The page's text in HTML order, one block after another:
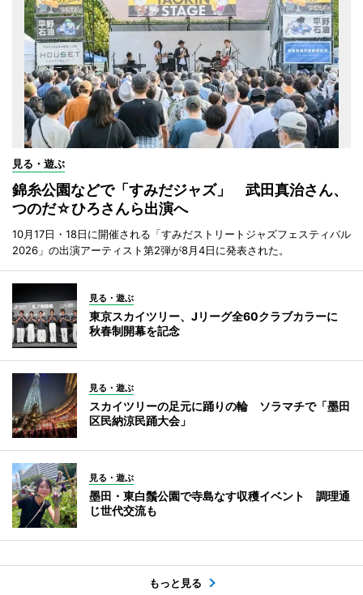
見る・遊ぶ
錦糸公園などで「すみだジャズ」 武田真治さん、
つのだ☆ひろさんら出演へ
10月17日・18日に開催される「すみだストリートジャズフェスティバル
2026」の出演アーティスト第2弾が8月4日に発表された。
見る・遊ぶ
東京スカイツリー、Jリーグ全60クラブカラーに
秋春制開幕を記念
見る・遊ぶ
スカイツリーの足元に踊りの輪 ソラマチで「墨田
区民納涼民踊大会」
見る・遊ぶ
墨田・東白鬚公園で寺島なす収穫イベント 調理通
じ世代交流も
もっと見る